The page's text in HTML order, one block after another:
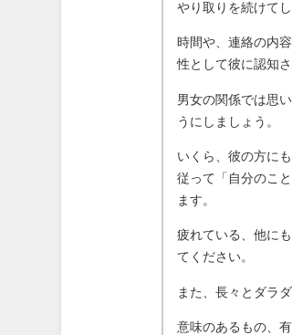
やり取りを続けて
時間や、連絡の内
性として彼に認知
男女の関係では思
うにしましょう。
いくら、彼の方に
従って「自分のこ
ます。
疲れている、他に
てください。
また、長々とダラ
意味のあるもの、